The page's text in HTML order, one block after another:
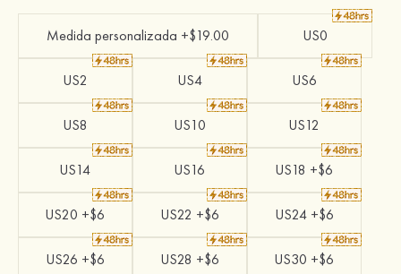
Medida personalizada +$19.00 US0
US2 US4 US6
US8 US10 US12
US14 US16 US18 +$6
US20 +$6 US22 +$6 US24 +$6
US26 +$6 US28 +$6 US30 +$6